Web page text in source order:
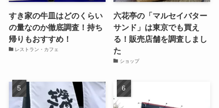
すき家の牛皿はどのくらい
の量なのか徹底調査！持ち
帰りもおすすめ！
レストラン・カフェ
六花亭の「マルセイバター
サンド」は東京でも買え
る！販売店舗を調査しまし
た
ショップ